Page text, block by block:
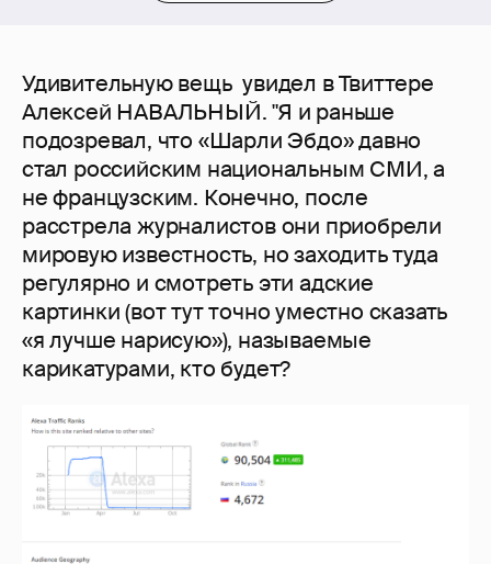
Удивительную вещь увидел в Твиттере
Алексей НАВАЛЬНЫЙ. "Я и раньше
подозревал, что «Шарли Эбдо» давно
стал российским национальным СМИ, а
не французским. Конечно, после
расстрела журналистов они приобрели
мировую известность, но заходить туда
регулярно и смотреть эти адские
картинки (вот тут точно уместно сказать
«я лучше нарисую»), называемые
карикатурами, кто будет?